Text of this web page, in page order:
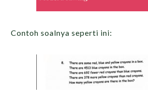
Contoh soalnya seperti ini: